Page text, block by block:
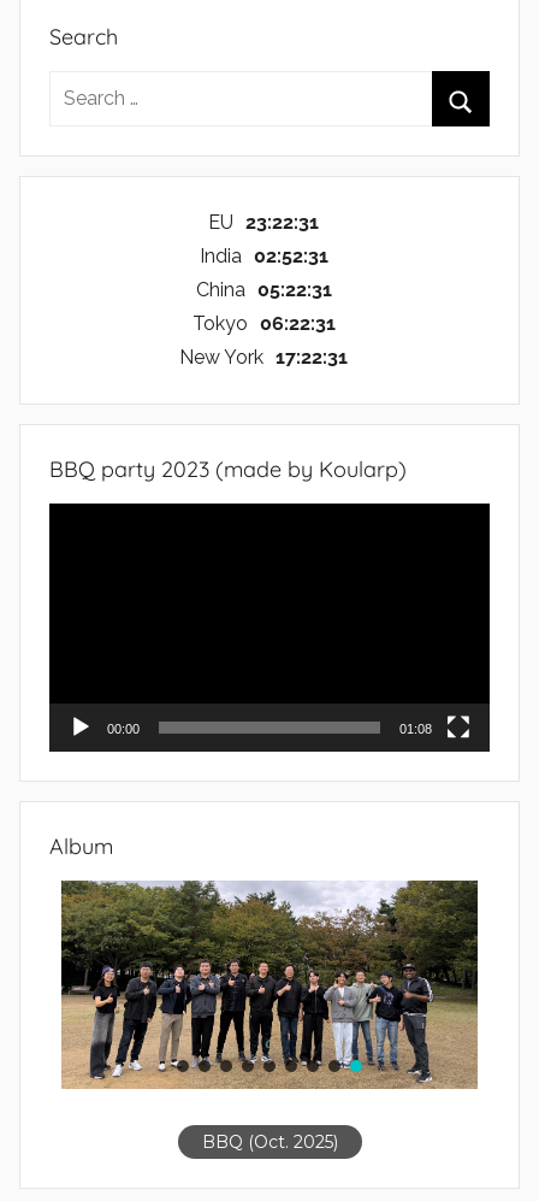
Search
Search
EU 23:22:32
India 02:52:32
China 05:22:32
Tokyo 06:22:32
New York 17:22:32
BBQ party 2023 (made by Koularp)
00:00 01:08
Album
BBQ (Oct. 2025)